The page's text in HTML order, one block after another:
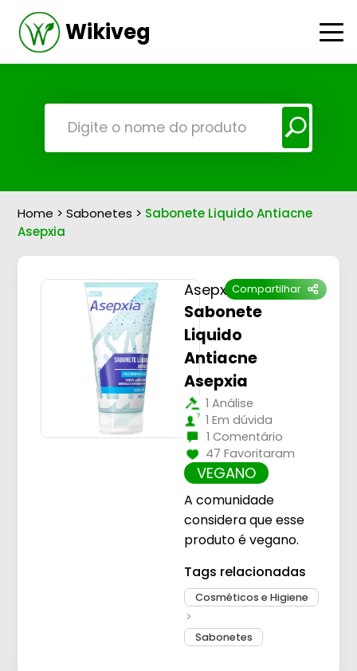
Wikiveg
Home >Sabonetes > Sabonete Liquido Antiacne
Asepxia
Compartilhar
Asepxia
Sabonete
Liquido
Antiacne
Asepxia
1 Análise
1 Em dúvida
1 Comentário
47 Favoritaram
VEGANO
A comunidade
considera que esse
produto é vegano.
Tags relacionadas
Cosméticos e Higiene
Sabonetes